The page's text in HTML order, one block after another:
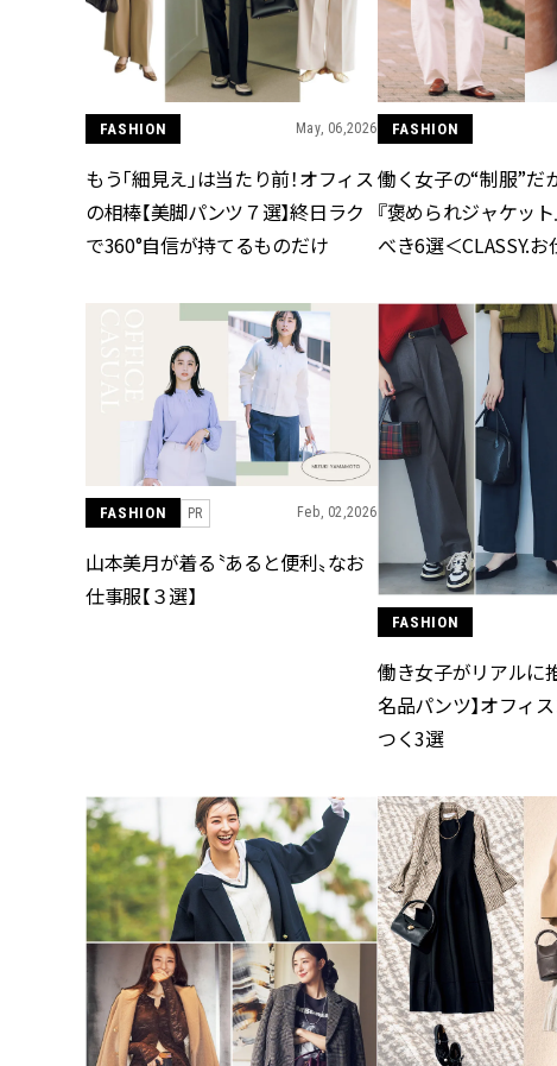
FASHION May, 06,2026
もう「細見え」は当たり前！オフィス
の相棒【美脚パンツ７選】終日ラク
で360°自信が持てるものだけ
FASHION
働く女子の“制服”だ
『褒められジャケッ
べき6選＜CLASSY.
FASHION PR Feb, 02,2026
山本美月が着る〝あると便利〟なお
仕事服【３選】
FASHION
働き女子がリアルに
名品パンツ】オフィ
つく3選